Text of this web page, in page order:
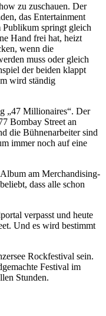
zu zuschauen. Der
das Entertainment
springt gleich
Hand frei hat, heizt
wenn die
muss oder gleich
der beiden klappt
wird ständig
„47 Millionaires“. Der
Bombay Street an
die Bühnenarbeiter sind
immer noch auf eine
am Merchandising-
dass alle schon
verpasst und heute
Und es wird bestimmt
Rockfestival sein.
Festival im
Stunden.